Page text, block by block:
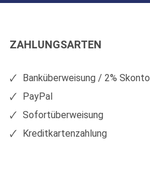
ZAHLUNGSARTEN
Banküberweisung / 2% Skonto
PayPal
Sofortüberweisung
Kreditkartenzahlung